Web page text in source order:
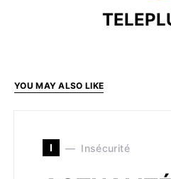
YOU MAY ALSO LIKE
I Insécurité